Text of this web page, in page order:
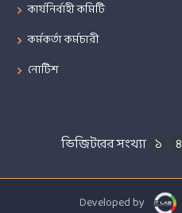
কার্যনির্বাহী কমিটি
কর্মকর্তা কর্মচারী
নোটিশ
ভিজিটরের সংখ্যা ১ ৪
Developed by